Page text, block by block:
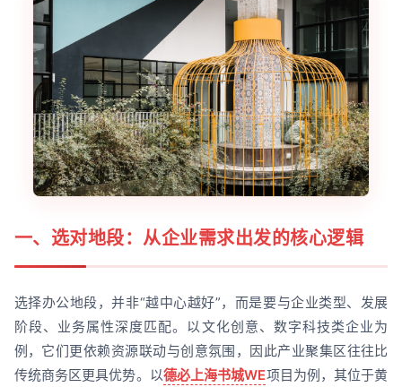
一、选对地段：从企业需求出发的核心逻辑
选择办公地段，并非“越中心越好”，而是要与企业类型、发展
阶段、业务属性深度匹配。以文化创意、数字科技类企业为
例，它们更依赖资源联动与创意氛围，因此产业聚集区往往比
传统商务区更具优势。以德必上海书城WE项目为例，其位于黄